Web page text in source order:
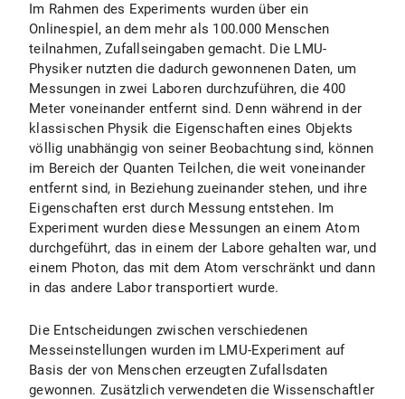
Im Rahmen des Experiments wurden über ein
Onlinespiel, an dem mehr als 100.000 Menschen
teilnahmen, Zufallseingaben gemacht. Die LMU-
Physiker nutzten die dadurch gewonnenen Daten, um
Messungen in zwei Laboren durchzuführen, die 400
Meter voneinander entfernt sind. Denn während in der
klassischen Physik die Eigenschaften eines Objekts
völlig unabhängig von seiner Beobachtung sind, können
im Bereich der Quanten Teilchen, die weit voneinander
entfernt sind, in Beziehung zueinander stehen, und ihre
Eigenschaften erst durch Messung entstehen. Im
Experiment wurden diese Messungen an einem Atom
durchgeführt, das in einem der Labore gehalten war, und
einem Photon, das mit dem Atom verschränkt und dann
in das andere Labor transportiert wurde.
Die Entscheidungen zwischen verschiedenen
Messeinstellungen wurden im LMU-Experiment auf
Basis der von Menschen erzeugten Zufallsdaten
gewonnen. Zusätzlich verwendeten die Wissenschaftler